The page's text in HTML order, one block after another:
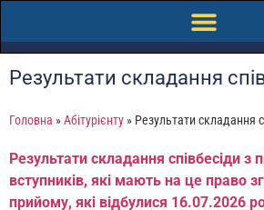
Результати складання
Головна »Абітурієнту » Результати складання
Результати складання співбесіди
вступників, які мають на це право
прийому, які відбулися 16.07.2026